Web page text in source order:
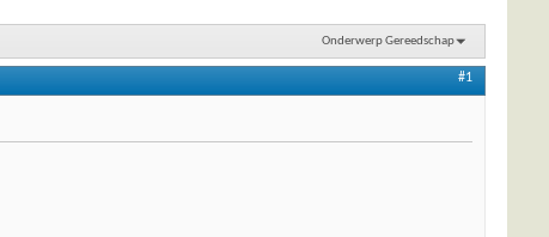
Onderwerp Gereedschap
#1